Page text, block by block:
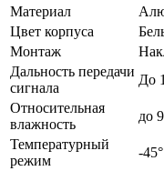
Материал
Цвет корпуса
Монтаж
Дальность передачи
сигнала
До
Относительная
влажность
до
Температурный
режим
-